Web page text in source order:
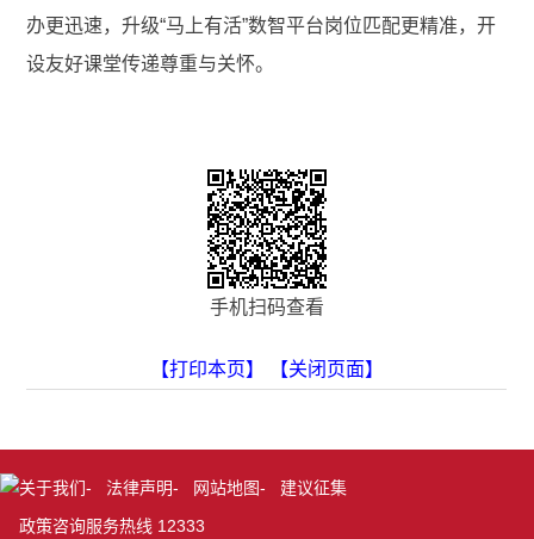
办更迅速，升级“马上有活”数智平台岗位匹配更精准，开
设友好课堂传递尊重与关怀。
手机扫码查看
【打印本页】 【关闭页面】
关于我们- 法律声明- 网站地图- 建议征集
政策咨询服务热线 12333